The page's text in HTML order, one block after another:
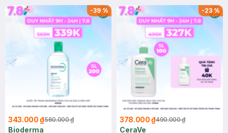
-39%
343.000 ₫560.000 ₫
Bioderma
-23%
378.000 ₫490.000 ₫
CeraVe